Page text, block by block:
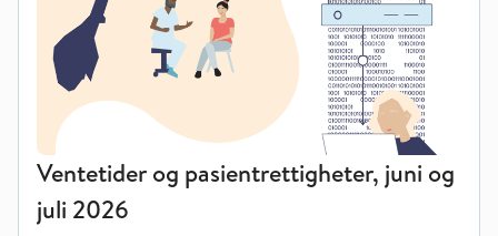
Ventetider og pasientrettigheter, juni og
juli 2026